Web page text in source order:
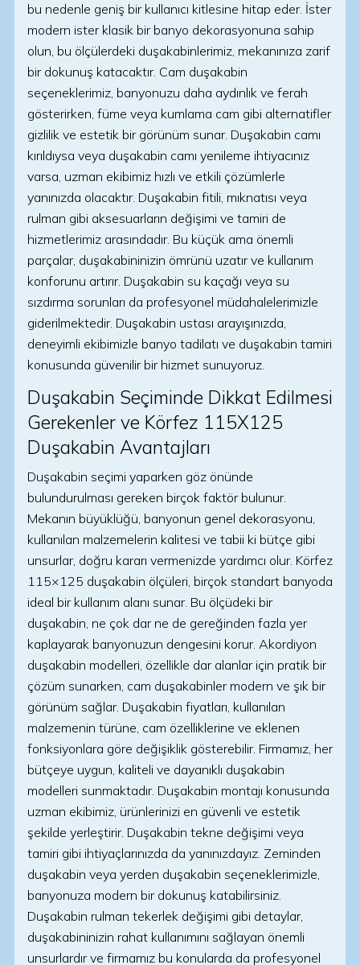
bu nedenle geniş bir kullanıcı kitlesine hitap eder. İster
modern ister klasik bir banyo dekorasyonuna sahip
olun, bu ölçülerdeki duşakabinlerimiz, mekanınıza zarif
bir dokunuş katacaktır. Cam duşakabin
seçeneklerimiz, banyonuzu daha aydınlık ve ferah
gösterirken, füme veya kumlama cam gibi alternatifler
gizlilik ve estetik bir görünüm sunar. Duşakabin camı
kırıldıysa veya duşakabin camı yenileme ihtiyacınız
varsa, uzman ekibimiz hızlı ve etkili çözümlerle
yanınızda olacaktır. Duşakabin fitili, mıknatısı veya
rulman gibi aksesuarların değişimi ve tamiri de
hizmetlerimiz arasındadır. Bu küçük ama önemli
parçalar, duşakabininizin ömrünü uzatır ve kullanım
konforunu artırır. Duşakabin su kaçağı veya su
sızdırma sorunları da profesyonel müdahalelerimizle
giderilmektedir. Duşakabin ustası arayışınızda,
deneyimli ekibimizle banyo tadilatı ve duşakabin tamiri
konusunda güvenilir bir hizmet sunuyoruz.
Duşakabin Seçiminde Dikkat Edilmesi
Gerekenler ve Körfez 115X125
Duşakabin Avantajları
Duşakabin seçimi yaparken göz önünde
bulundurulması gereken birçok faktör bulunur.
Mekanın büyüklüğü, banyonun genel dekorasyonu,
kullanılan malzemelerin kalitesi ve tabii ki bütçe gibi
unsurlar, doğru kararı vermenizde yardımcı olur. Körfez
115×125 duşakabin ölçüleri, birçok standart banyoda
ideal bir kullanım alanı sunar. Bu ölçüdeki bir
duşakabin, ne çok dar ne de gereğinden fazla yer
kaplayarak banyonuzun dengesini korur. Akordiyon
duşakabin modelleri, özellikle dar alanlar için pratik bir
çözüm sunarken, cam duşakabinler modern ve şık bir
görünüm sağlar. Duşakabin fiyatları, kullanılan
malzemenin türüne, cam özelliklerine ve eklenen
fonksiyonlara göre değişiklik gösterebilir. Firmamız, her
bütçeye uygun, kaliteli ve dayanıklı duşakabin
modelleri sunmaktadır. Duşakabin montajı konusunda
uzman ekibimiz, ürünlerinizi en güvenli ve estetik
şekilde yerleştirir. Duşakabin tekne değişimi veya
tamiri gibi ihtiyaçlarınızda da yanınızdayız. Zeminden
duşakabin veya yerden duşakabin seçeneklerimizle,
banyonuza modern bir dokunuş katabilirsiniz.
Duşakabin rulman tekerlek değişimi gibi detaylar,
duşakabininizin rahat kullanımını sağlayan önemli
unsurlardır ve firmamız bu konularda da profesyonel